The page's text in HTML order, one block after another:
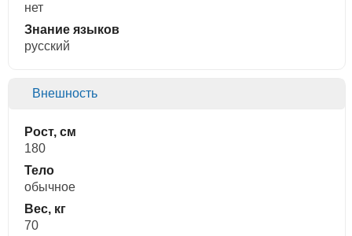
нет
Знание языков
русский
Внешность
Рост, см
180
Тело
обычное
Вес, кг
70